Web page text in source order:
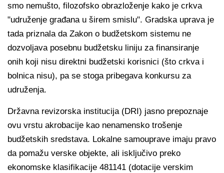
smo nemušto, filozofsko obrazloženje kako je crkva
"udruženje građana u širem smislu". Gradska uprava je
tada priznala da Zakon o budžetskom sistemu ne
dozvoljava posebnu budžetsku liniju za finansiranje
onih koji nisu direktni budžetski korisnici (što crkva i
bolnica nisu), pa se stoga pribegava konkursu za
udruženja.
Državna revizorska institucija (DRI) jasno prepoznaje
ovu vrstu akrobacije kao nenamensko trošenje
budžetskih sredstava. Lokalne samouprave imaju pravo
da pomažu verske objekte, ali isključivo preko
ekonomske klasifikacije 481141 (dotacije verskim